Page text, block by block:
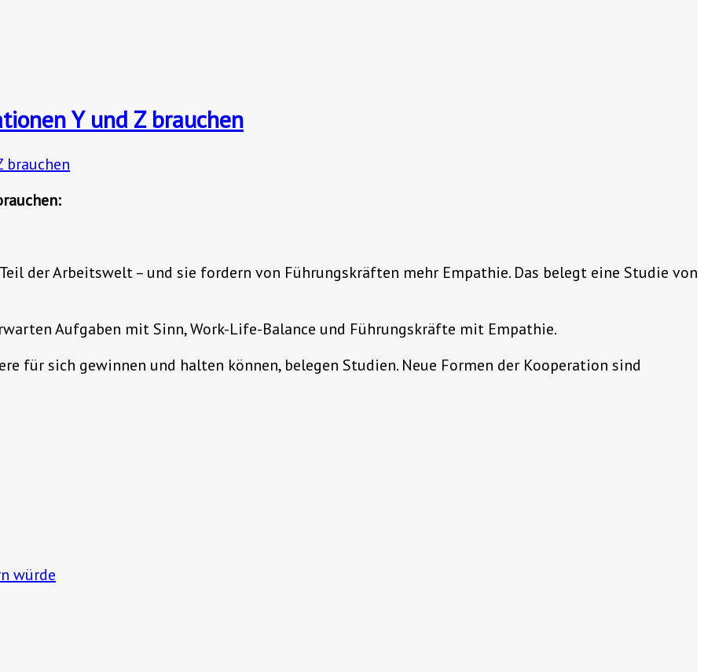
Y und Z brauchen
der Arbeitswelt – und sie fordern von Führungskräften mehr Empathie. Das belegt eine Studie von
Aufgaben mit Sinn, Work-Life-Balance und Führungskräfte mit Empathie.
für sich gewinnen und halten können, belegen Studien. Neue Formen der Kooperation sind
würde